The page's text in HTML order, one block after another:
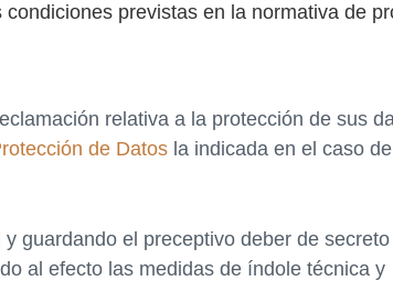
previstas en la normativa de
relativa a la protección de sus
de Datos la indicada en el caso
guardando el preceptivo deber de
al efecto las medidas de índole técnica y